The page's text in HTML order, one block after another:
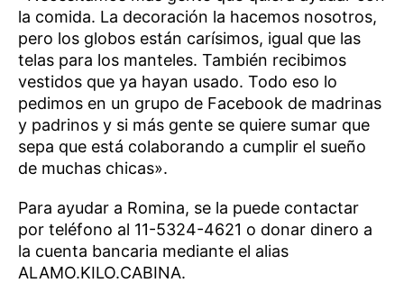
la comida. La decoración la hacemos nosotros,
pero los globos están carísimos, igual que las
telas para los manteles. También recibimos
vestidos que ya hayan usado. Todo eso lo
pedimos en un grupo de Facebook de madrinas
y padrinos y si más gente se quiere sumar que
sepa que está colaborando a cumplir el sueño
de muchas chicas».
Para ayudar a Romina, se la puede contactar
por teléfono al 11-5324-4621 o donar dinero a
la cuenta bancaria mediante el alias
ALAMO.KILO.CABINA.